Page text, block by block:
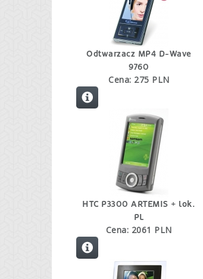
Odtwarzacz MP4 D-Wave
9760
Cena: 275 PLN
HTC P3300 ARTEMIS + lok.
PL
Cena: 2061 PLN